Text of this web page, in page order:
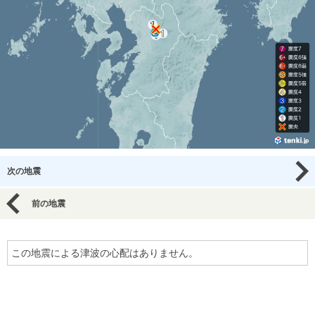
次の地震
前の地震
この地震による津波の心配はありません。